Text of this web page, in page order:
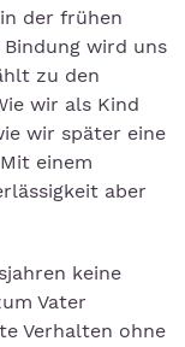
der frühen
wird uns
zu den
wir als Kind
wir später eine
einem
aber
keine
Vater
Verhalten ohne